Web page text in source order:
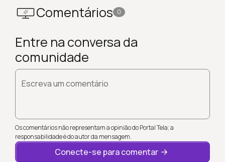
Comentários 0
Entre na conversa da
comunidade
Escreva um comentário
Os comentários não representam a opinião do Portal Tela; a
responsabilidade é do autor da mensagem.
Conecte-se para comentar